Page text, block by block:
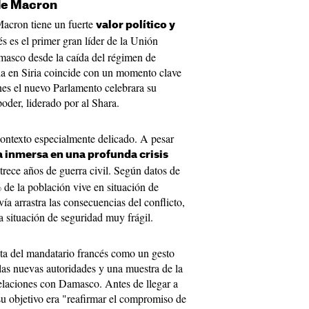
Macron
tiene un fuerte valor político y
es el primer gran líder de la Unión
desde la caída del régimen de
en Siria coincide con un momento clave
el nuevo Parlamento celebrara su
liderado por al Shara.
especialmente delicado. A pesar
inmersa en una profunda crisis
años de guerra civil. Según datos de
la población vive en situación de
arrastra las consecuencias del conflicto,
situación de seguridad muy frágil.
del mandatario francés como un gesto
nuevas autoridades y una muestra de la
con Damasco. Antes de llegar a
objetivo era "reafirmar el compromiso de